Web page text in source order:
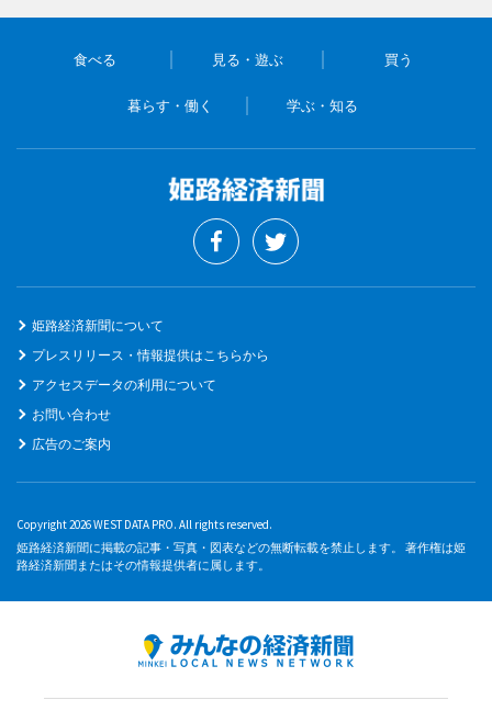
食べる 見る・遊ぶ 買う
暮らす・働く 学ぶ・知る
姫路経済新聞について
プレスリリース・情報提供はこちらから
アクセスデータの利用について
お問い合わせ
広告のご案内
Copyright 2026 WEST DATA PRO. All rights reserved.
姫路経済新聞に掲載の記事・写真・図表などの無断転載を禁止します。 著作権は姫
路経済新聞またはその情報提供者に属します。